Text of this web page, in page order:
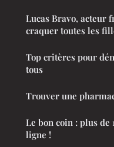
Lucas Bravo, acteur
craquer toutes les
Top critères pour
tous
Trouver une
Le bon coin : plus
ligne !